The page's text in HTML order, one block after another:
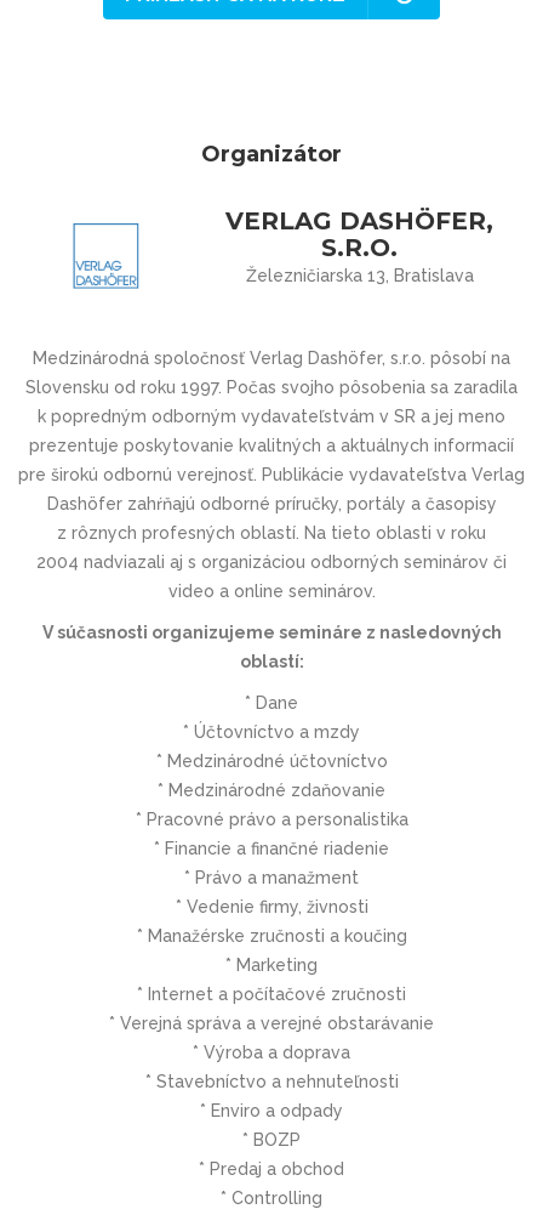
Organizátor
VERLAG DASHÖFER,
S.R.O.
Železničiarska 13, Bratislava
Medzinárodná spoločnosť Verlag Dashöfer, s.r.o. pôsobí na
Slovensku od roku 1997. Počas svojho pôsobenia sa zaradila
k popredným odborným vydavateľstvám v SR a jej meno
prezentuje poskytovanie kvalitných a aktuálnych informacií
pre širokú odbornú verejnosť. Publikácie vydavateľstva Verlag
Dashöfer zahŕňajú odborné príručky, portály a časopisy
z rôznych profesných oblastí. Na tieto oblasti v roku
2004 nadviazali aj s organizáciou odborných seminárov či
video a online seminárov.
V súčasnosti organizujeme semináre z nasledovných
oblastí:
* Dane
* Účtovníctvo a mzdy
* Medzinárodné účtovníctvo
* Medzinárodné zdaňovanie
* Pracovné právo a personalistika
* Financie a finančné riadenie
* Právo a manažment
* Vedenie firmy, živnosti
* Manažérske zručnosti a koučing
* Marketing
* Internet a počítačové zručnosti
* Verejná správa a verejné obstarávanie
* Výroba a doprava
* Stavebníctvo a nehnuteľnosti
* Enviro a odpady
* BOZP
* Predaj a obchod
* Controlling